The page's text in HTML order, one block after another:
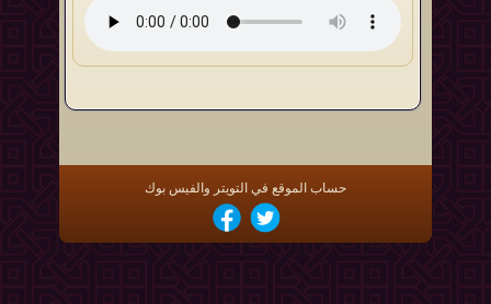
حساب الموقع في التويتر والفيس بوك